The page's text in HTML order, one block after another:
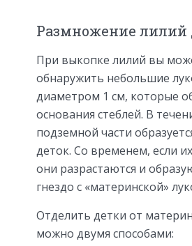
Размножение лилий
При выкопке лилий вы
обнаружить небольшие
диаметром 1 см, которые
основания стеблей. В
подземной части
деток. Со временем, если
они разрастаются и
гнездо с «материнской»
Отделить детки от
можно двумя способами: